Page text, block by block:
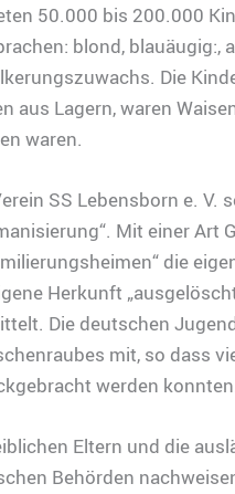
50.000 bis 200.000
blond, blauäugig:,
Die
aus Lagern, waren
waren.
SS Lebensborn e. V.
Mit einer Art
die
Herkunft
Die deutschen
mit, so dass
werden
Eltern und die
Behörden